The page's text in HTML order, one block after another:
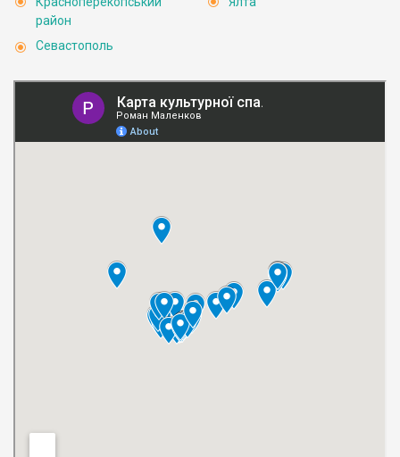
район
Севастополь